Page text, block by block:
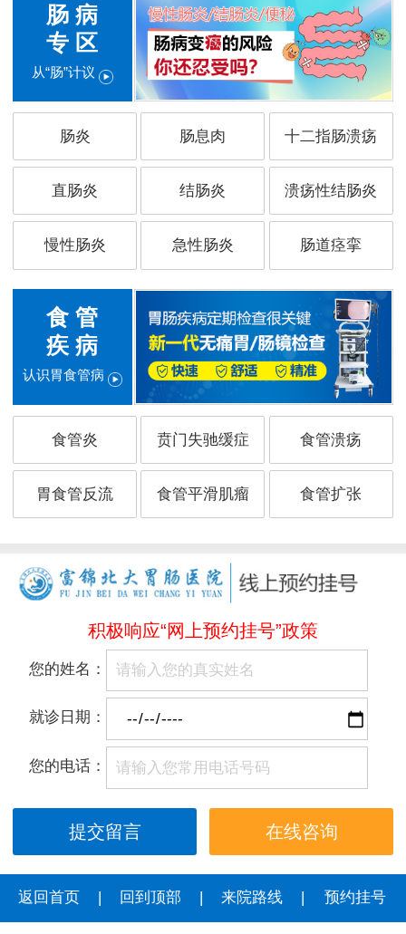
肠 病
专 区
从“肠”计议
肠炎 肠息肉 十二指肠溃疡
直肠炎 结肠炎 溃疡性结肠炎
慢性肠炎 急性肠炎 肠道痉挛
食 管
疾 病
认识胃食管病
食管炎 贲门失驰缓症 食管溃疡
胃食管反流 食管平滑肌瘤 食管扩张
积极响应“网上预约挂号”政策
您的姓名：
就诊日期：
您的电话：
在线咨询
返回首页 回到顶部 来院路线 预约挂号